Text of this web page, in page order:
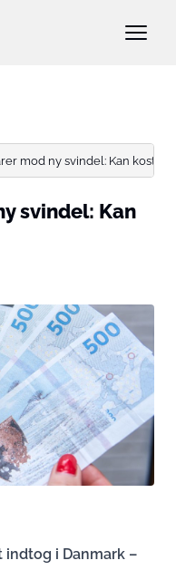
mod ny svindel: Kan koste
svindel: Kan
i Danmark –